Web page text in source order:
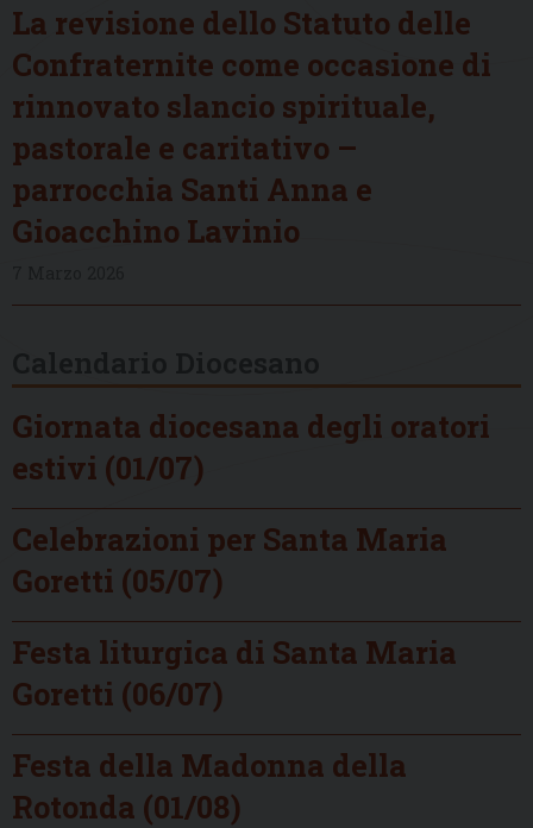
La revisione dello Statuto delle
Confraternite come occasione di
rinnovato slancio spirituale,
pastorale e caritativo –
parrocchia Santi Anna e
Gioacchino Lavinio
Giornata diocesana degli oratori
estivi (01/07)
Celebrazioni per Santa Maria
Goretti (05/07)
Festa liturgica di Santa Maria
Goretti (06/07)
Festa della Madonna della
Rotonda (01/08)